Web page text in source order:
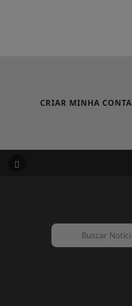
CRIAR MINHA CONTA